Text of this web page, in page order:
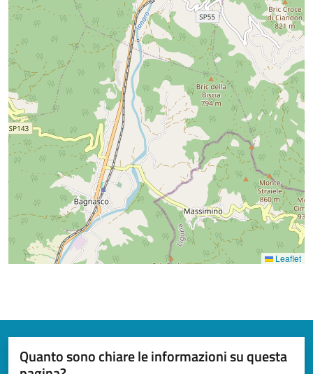
Leaflet
Quanto sono chiare le informazioni su questa